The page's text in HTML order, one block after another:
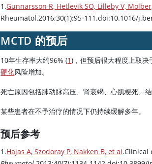
1.Gunnarsson R, Hetlevik SO, Lilleby V,
Rheumatol.2016;30(1):95-111.doi:10.1016/
MCTD 的预后
10年生存率大约96% (1)，但预后很大程度上取
硬化风险增加。
死亡原因包括肺动脉高压、肾衰竭、心肌梗死、
某些患者在不予治疗的情况下仍持续缓解多年。
预后参考
1.Hajas A, Szodoray P, Nakken B, et al.Clinical